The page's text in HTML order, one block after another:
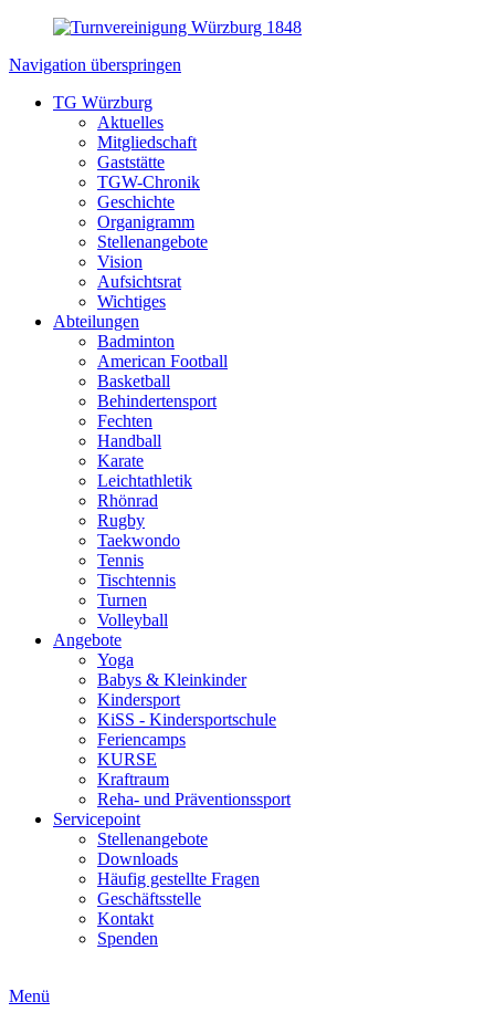
Navigation überspringen
TG Würzburg
Aktuelles
Mitgliedschaft
Gaststätte
TGW-Chronik
Geschichte
Organigramm
Stellenangebote
Vision
Aufsichtsrat
Wichtiges
Abteilungen
Badminton
American Football
Basketball
Behindertensport
Fechten
Handball
Karate
Leichtathletik
Rhönrad
Rugby
Taekwondo
Tennis
Tischtennis
Turnen
Volleyball
Angebote
Yoga
Babys & Kleinkinder
Kindersport
KiSS - Kindersportschule
Feriencamps
KURSE
Kraftraum
Reha- und Präventionssport
Servicepoint
Stellenangebote
Downloads
Häufig gestellte Fragen
Geschäftsstelle
Kontakt
Spenden
Menü